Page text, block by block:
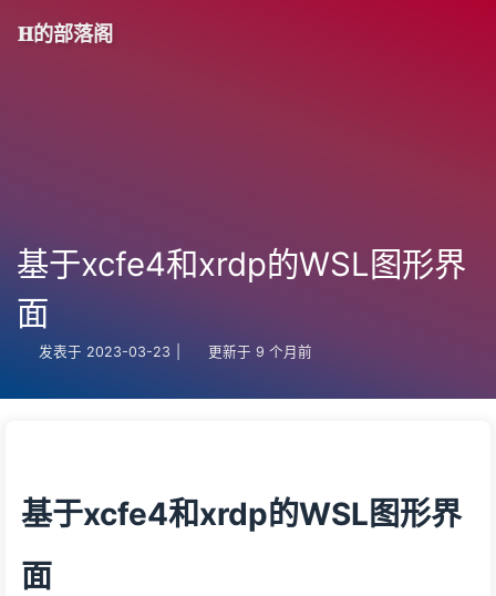
𝐇的部落阁
基于xcfe4和xrdp的WSL图形界
面
发表于 2023-03-23 更新于 9 个月前
基于xcfe4和xrdp的WSL图形界
面